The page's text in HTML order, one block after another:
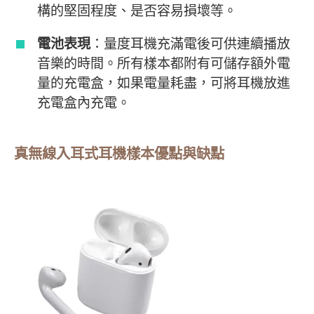
構的堅固程度、是否容易損壞等。
電池表現：量度耳機充滿電後可供連續播放
音樂的時間。所有樣本都附有可儲存額外電
量的充電盒，如果電量耗盡，可將耳機放進
充電盒內充電。
真無線入耳式耳機樣本優點與缺點